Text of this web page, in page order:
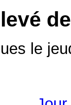
le